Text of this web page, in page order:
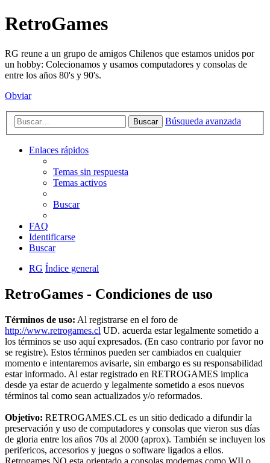
RetroGames
RG reune a un grupo de amigos Chilenos que estamos unidos por
un hobby: Colecionamos y usamos computadores y consolas de
entre los años 80's y 90's.
Obviar
Buscar Búsqueda avanzada
Enlaces rápidos
Temas sin respuesta
Temas activos
Buscar
FAQ
Identificarse
Buscar
RG Índice general
RetroGames - Condiciones de uso
Términos de uso: Al registrarse en el foro de
http://www.retrogames.cl UD. acuerda estar legalmente sometido a
los términos se uso aquí expresados. (En caso contrario por favor no
se registre). Estos términos pueden ser cambiados en cualquier
momento e intentaremos avisarle, sin embargo es su responsabilidad
estar informado. Al estar registrado en RETROGAMES implica
desde ya estar de acuerdo y legalmente sometido a esos nuevos
términos tal como sean actualizados y/o reformados.
Objetivo: RETROGAMES.CL es un sitio dedicado a difundir la
preservación y uso de computadores y consolas que vieron sus días
de gloria entre los años 70s al 2000 (aprox). También se incluyen los
perifericos, accesorios y juegos o software ligados a ellos.